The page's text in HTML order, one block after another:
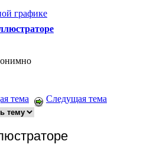
графике
тема Следущая тема